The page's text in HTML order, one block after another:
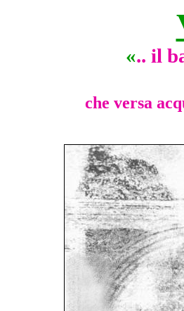
«.. il
che versa